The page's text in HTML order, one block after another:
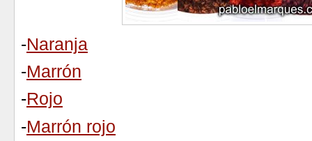
-Naranja
-Marrón
-Rojo
-Marrón rojo